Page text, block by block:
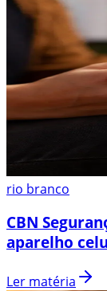
rio branco
CBN
aparelho
Ler matéria